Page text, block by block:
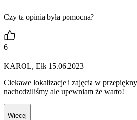
Czy ta opinia była pomocna?
6
KAROL, Ełk 15.06.2023
Ciekawe lokalizacje i zajęcia w
nachodziliśmy ale upewniam że warto!
Więcej